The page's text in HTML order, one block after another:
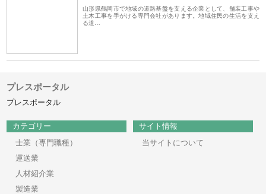
山形県鶴岡市で地域の道路基盤を支える企業として、舗装工事や
土木工事を手がける専門会社があります。地域住民の生活を支え
る道…
プレスポータル
プレスポータル
カテゴリー
士業（専門職種）
運送業
人材紹介業
製造業
サイト情報
当サイトについて